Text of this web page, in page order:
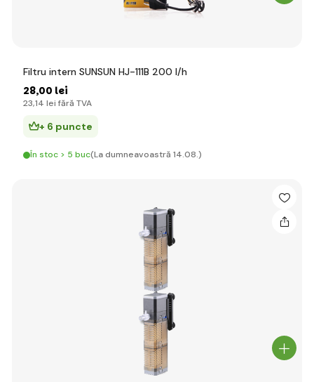
Filtru intern SUNSUN HJ-111B 200 l/h
28,00 lei
23,14 lei fără TVA
+ 6 puncte
În stoc > 5 buc(La dumneavoastră 14.08.)